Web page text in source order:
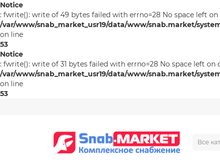
Notice
: fwrite(): write of 49 bytes failed with errno=28 No space left on
/var/www/snab_market_usr19/data/www/snab.market/
on line
53
Notice
: fwrite(): write of 31 bytes failed with errno=28 No space left on
/var/www/snab_market_usr19/data/www/snab.market/
on line
53
Все